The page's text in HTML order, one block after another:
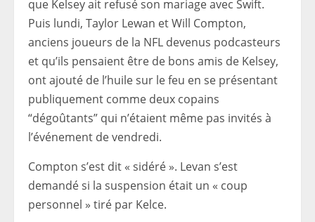
que Kelsey ait refusé son mariage avec Swift.
Puis lundi, Taylor Lewan et Will Compton,
anciens joueurs de la NFL devenus podcasteurs
et qu’ils pensaient être de bons amis de Kelsey,
ont ajouté de l’huile sur le feu en se présentant
publiquement comme deux copains
“dégoûtants” qui n’étaient même pas invités à
l’événement de vendredi.
Compton s’est dit « sidéré ». Levan s’est
demandé si la suspension était un « coup
personnel » tiré par Kelce.